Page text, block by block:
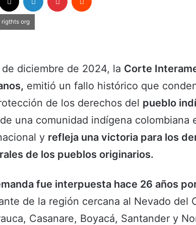
org
de diciembre de 2024, la Corte
emitió un fallo histórico que
de los derechos del pueblo
una comunidad indígena colombiana
y refleja una victoria para los
de los pueblos originarios.
fue interpuesta hace 26 años
de la región cercana al Nevado del
Casanare, Boyacá, Santander y